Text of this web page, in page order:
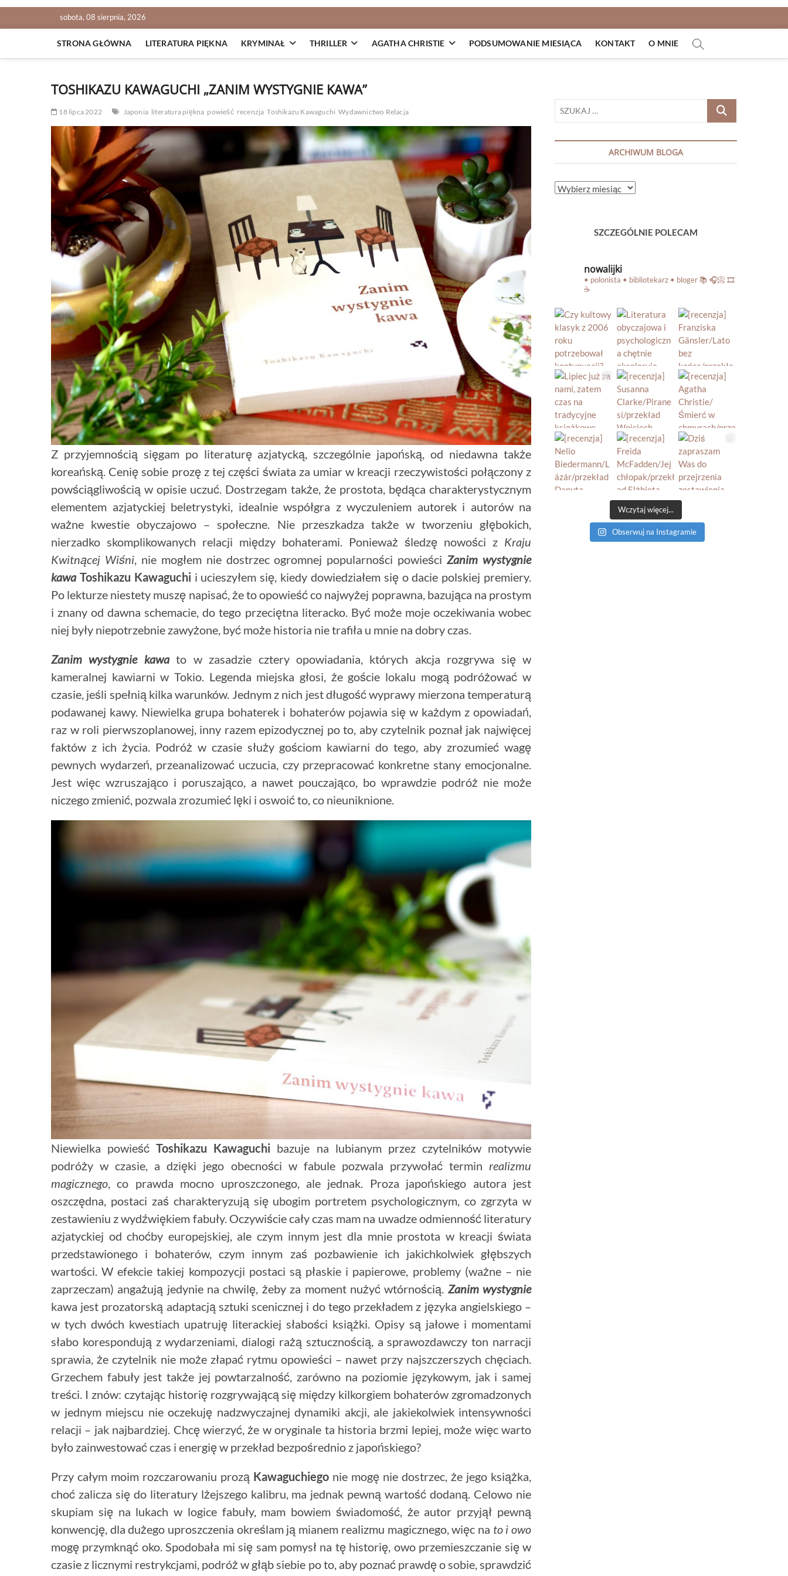
sobota, 08 sierpnia, 2026
STRONA GŁÓWNA LITERATURA PIĘKNA KRYMINAŁ THRILLER AGATHA CHRISTIE PODSUMOWANIE MIESIĄCA KONTAKT O MNIE
TOSHIKAZU KAWAGUCHI „ZANIM WYSTYGNIE KAWA”
18 lipca 2022 Japonia literatura piękna powieść recenzja Toshikazu Kawaguchi Wydawnictwo Relacja
Z przyjemnością sięgam po literaturę azjatycką, szczególnie japońską, od niedawna także
koreańską. Cenię sobie prozę z tej części świata za umiar w kreacji rzeczywistości połączony z
powściągliwością w opisie uczuć. Dostrzegam także, że prostota, będąca charakterystycznym
elementem azjatyckiej beletrystyki, idealnie współgra z wyczuleniem autorek i autorów na
ważne kwestie obyczajowo – społeczne. Nie przeszkadza także w tworzeniu głębokich,
nierzadko skomplikowanych relacji między bohaterami. Ponieważ śledzę nowości z Kraju
Kwitnącej Wiśni, nie mogłem nie dostrzec ogromnej popularności powieści Zanim wystygnie
kawa Toshikazu Kawaguchii ucieszyłem się, kiedy dowiedziałem się o dacie polskiej premiery.
Po lekturze niestety muszę napisać, że to opowieść co najwyżej poprawna, bazująca na prostym
i znany od dawna schemacie, do tego przeciętna literacko. Być może moje oczekiwania wobec
niej były niepotrzebnie zawyżone, być może historia nie trafiła u mnie na dobry czas.
Zanim wystygnie kawato w zasadzie cztery opowiadania, których akcja rozgrywa się w
kameralnej kawiarni w Tokio. Legenda miejska głosi, że goście lokalu mogą podróżować w
czasie, jeśli spełnią kilka warunków. Jednym z nich jest długość wyprawy mierzona temperaturą
podawanej kawy. Niewielka grupa bohaterek i bohaterów pojawia się w każdym z opowiadań,
raz w roli pierwszoplanowej, inny razem epizodycznej po to, aby czytelnik poznał jak najwięcej
faktów z ich życia. Podróż w czasie służy gościom kawiarni do tego, aby zrozumieć wagę
pewnych wydarzeń, przeanalizować uczucia, czy przepracować konkretne stany emocjonalne.
Jest więc wzruszająco i poruszająco, a nawet pouczająco, bo wprawdzie podróż nie może
niczego zmienić, pozwala zrozumieć lęki i oswoić to, co nieuniknione.
Niewielka powieśćToshikazu Kawaguchi bazuje na lubianym przez czytelników motywie
podróży w czasie, a dzięki jego obecności w fabule pozwala przywołać termin realizmu
magicznego , co prawda mocno uproszczonego, ale jednak. Proza japońskiego autora jest
oszczędna, postaci zaś charakteryzują się ubogim portretem psychologicznym, co zgrzyta w
zestawieniu z wydźwiękiem fabuły. Oczywiście cały czas mam na uwadze odmienność literatury
azjatyckiej od choćby europejskiej, ale czym innym jest dla mnie prostota w kreacji świata
przedstawionego i bohaterów, czym innym zaś pozbawienie ich jakichkolwiek głębszych
wartości. W efekcie takiej kompozycji postaci są płaskie i papierowe, problemy (ważne – nie
zaprzeczam) angażują jedynie na chwilę, żeby za moment nużyć wtórnością. Zanim wystygnie
kawa jest prozatorską adaptacją sztuki scenicznej i do tego przekładem z języka angielskiego –
w tych dwóch kwestiach upatruję literackiej słabości książki. Opisy są jałowe i momentami
słabo korespondują z wydarzeniami, dialogi rażą sztucznością, a sprawozdawczy ton narracji
sprawia, że czytelnik nie może złapać rytmu opowieści – nawet przy najszczerszych chęciach.
Grzechem fabuły jest także jej powtarzalność, zarówno na poziomie językowym, jak i samej
treści. I znów: czytając historię rozgrywającą się między kilkorgiem bohaterów zgromadzonych
w jednym miejscu nie oczekuję nadzwyczajnej dynamiki akcji, ale jakiekolwiek intensywności
relacji – jak najbardziej. Chcę wierzyć, że w oryginale ta historia brzmi lepiej, może więc warto
było zainwestować czas i energię w przekład bezpośrednio z japońskiego?
Przy całym moim rozczarowaniu prozą Kawaguchiego nie mogę nie dostrzec, że jego książka,
choć zalicza się do literatury lżejszego kalibru, ma jednak pewną wartość dodaną. Celowo nie
skupiam się na lukach w logice fabuły, mam bowiem świadomość, że autor przyjął pewną
konwencję, dla dużego uproszczenia określam ją mianem realizmu magicznego, więc na to i owo
mogę przymknąć oko. Spodobała mi się sam pomysł na tę historię, owo przemieszczanie się w
czasie z licznymi restrykcjami, podróż w głąb siebie po to, aby poznać prawdę o sobie, sprawdzić
SZUKAJ
ARCHIWUM BLOGA
ARCHIWUM
SZCZEGÓLNIE POLECAM
nowalijki
• polonista • bibliotekarz • bloger📚 🎧📀 🎞️
☕️
Wczytaj więcej...
Obserwuj na Instagramie